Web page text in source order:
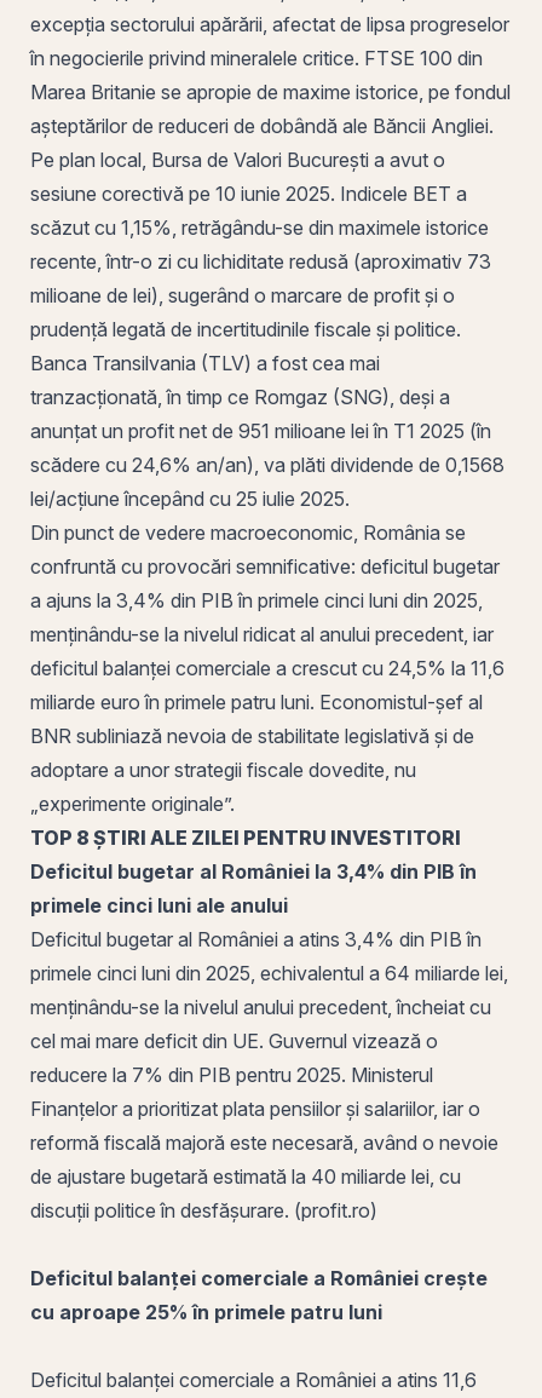
excepția sectorului apărării, afectat de lipsa progreselor
în negocierile privind mineralele critice. FTSE 100 din
Marea Britanie se apropie de maxime istorice, pe fondul
așteptărilor de reduceri de dobândă ale Băncii Angliei.
Pe plan local, Bursa de Valori București a avut o
sesiune corectivă pe 10 iunie 2025. Indicele BET a
scăzut cu 1,15%, retrăgându-se din maximele istorice
recente, într-o zi cu lichiditate redusă (aproximativ 73
milioane de lei), sugerând o marcare de profit și o
prudență legată de incertitudinile fiscale și politice.
Banca Transilvania (TLV) a fost cea mai
tranzacționată, în timp ce Romgaz (SNG), deși a
anunțat un profit net de 951 milioane lei în T1 2025 (în
scădere cu 24,6% an/an), va plăti dividende de 0,1568
lei/acțiune începând cu 25 iulie 2025.
Din punct de vedere macroeconomic, România se
confruntă cu provocări semnificative: deficitul bugetar
a ajuns la 3,4% din PIB în primele cinci luni din 2025,
menținându-se la nivelul ridicat al anului precedent, iar
deficitul balanței comerciale a crescut cu 24,5% la 11,6
miliarde euro în primele patru luni. Economistul-șef al
BNR subliniază nevoia de stabilitate legislativă și de
adoptare a unor strategii fiscale dovedite, nu
„experimente originale”.
TOP 8 ȘTIRI ALE ZILEI PENTRU INVESTITORI
Deficitul bugetar al României la 3,4% din PIB în
primele cinci luni ale anului
Deficitul bugetar al României a atins 3,4% din PIB în
primele cinci luni din 2025, echivalentul a 64 miliarde lei,
menținându-se la nivelul anului precedent, încheiat cu
cel mai mare deficit din UE. Guvernul vizează o
reducere la 7% din PIB pentru 2025. Ministerul
Finanțelor a prioritizat plata pensiilor și salariilor, iar o
reformă fiscală majoră este necesară, având o nevoie
de ajustare bugetară estimată la 40 miliarde lei, cu
discuții politice în desfășurare. (profit.ro)
Deficitul balanței comerciale a României crește
cu aproape 25% în primele patru luni
Deficitul balanței comerciale a României a atins 11,6